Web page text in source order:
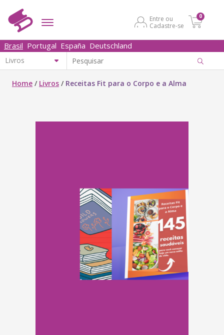
Entre ou
Cadastre-se
0
Brasil Portugal España Deutschland
Home / Livros / Receitas Fit para o Corpo e a Alma